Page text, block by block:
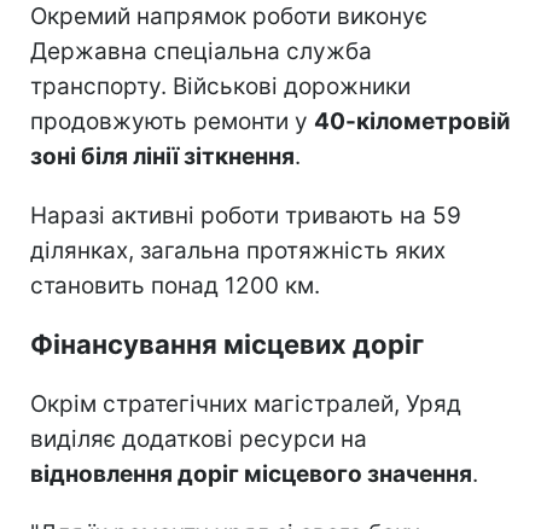
Окремий напрямок роботи виконує
Державна спеціальна служба
транспорту. Військові дорожники
продовжують ремонти у 40-кілометровій
зоні біля лінії зіткнення.
Наразі активні роботи тривають на 59
ділянках, загальна протяжність яких
становить понад 1200 км.
Фінансування місцевих доріг
Окрім стратегічних магістралей, Уряд
виділяє додаткові ресурси на
відновлення доріг місцевого значення.